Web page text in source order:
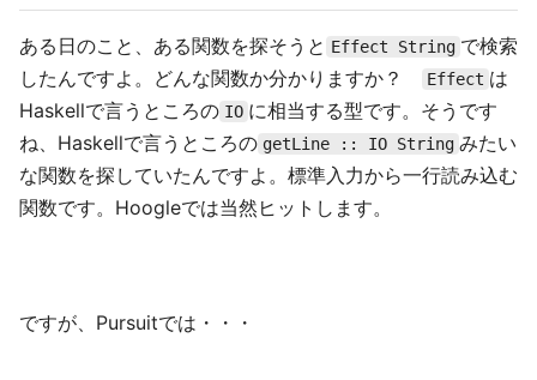
ある日のこと、ある関数を探そうと Effect String で検索
したんですよ。どんな関数か分かりますか？
Effect は
Haskellで言うところの IO に相当する型です。そうです
ね、Haskellで言うところの getLine :: IO String みたい
な関数を探していたんですよ。標準入力から一行読み込む
関数です。Hoogleでは当然ヒットします。
ですが、Pursuitでは・・・